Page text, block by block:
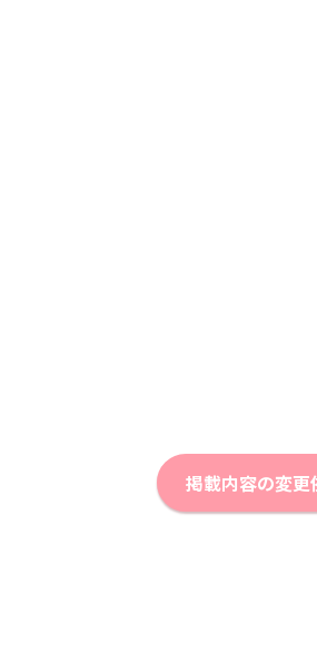
掲載内容の変更